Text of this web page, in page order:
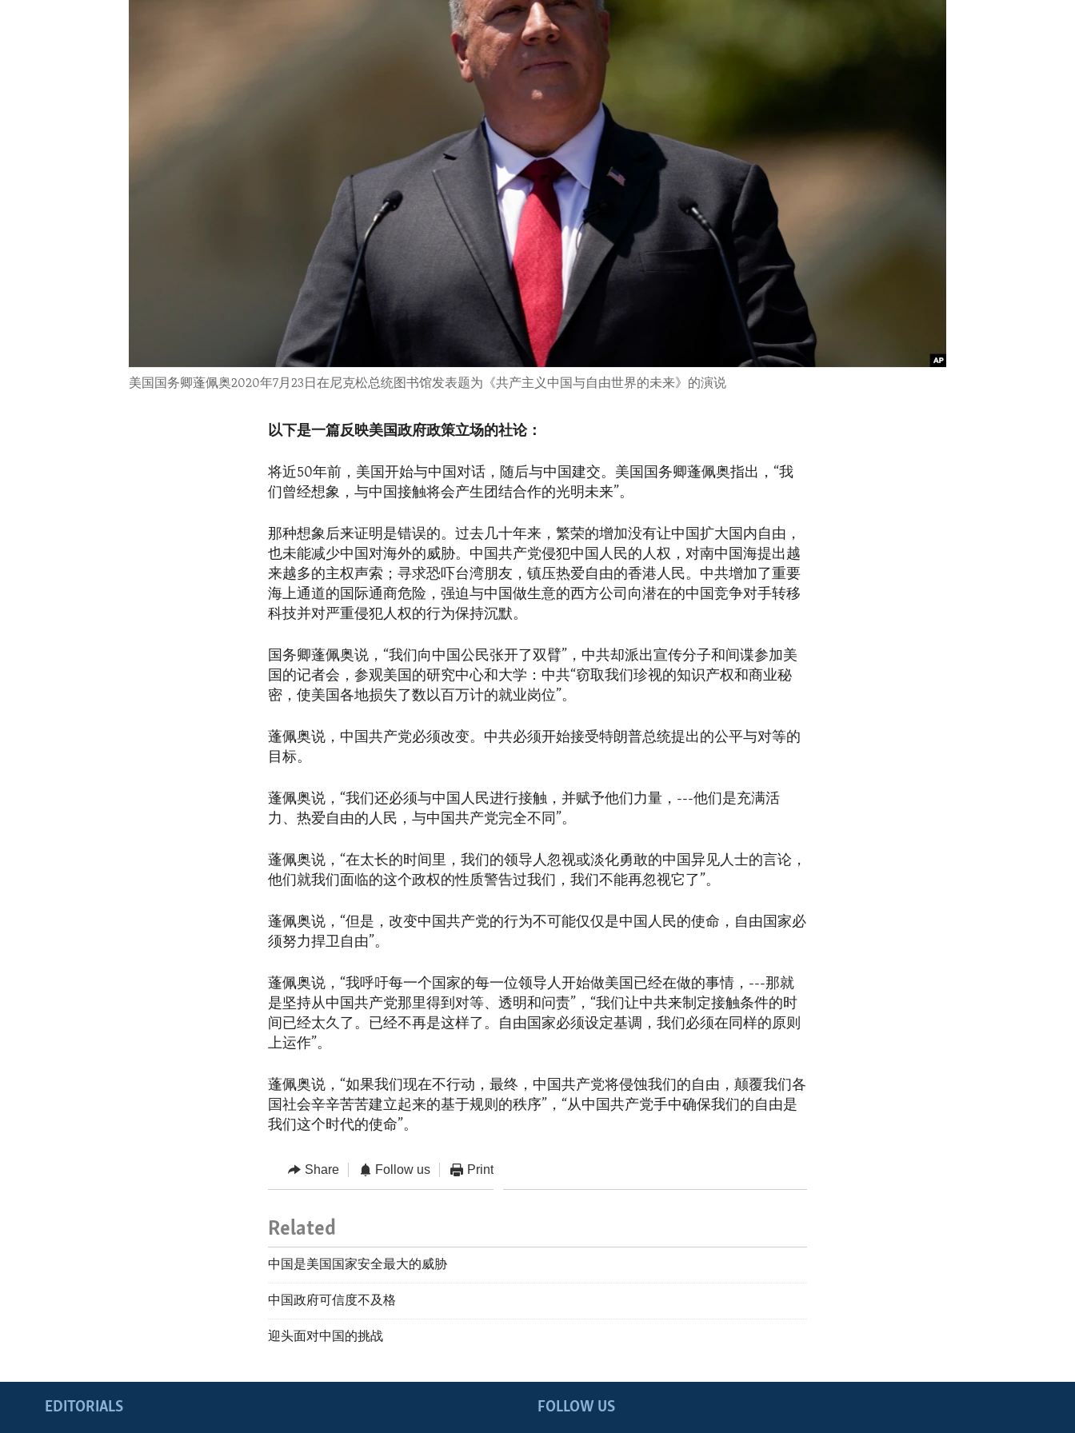
美国国务卿蓬佩奥2020年7月23日在尼克松总统图书馆发表题为《共产主义中国与自由世界的未来》的演说
以下是一篇反映美国政府政策立场的社论：
将近50年前，美国开始与中国对话，随后与中国建交。美国国务卿蓬佩奥指出，“我
们曾经想象，与中国接触将会产生团结合作的光明未来”。
那种想象后来证明是错误的。过去几十年来，繁荣的增加没有让中国扩大国内自由，
也未能减少中国对海外的威胁。中国共产党侵犯中国人民的人权，对南中国海提出越
来越多的主权声索；寻求恐吓台湾朋友，镇压热爱自由的香港人民。中共增加了重要
海上通道的国际通商危险，强迫与中国做生意的西方公司向潜在的中国竞争对手转移
科技并对严重侵犯人权的行为保持沉默。
国务卿蓬佩奥说，“我们向中国公民张开了双臂”，中共却派出宣传分子和间谍参加美
国的记者会，参观美国的研究中心和大学：中共“窃取我们珍视的知识产权和商业秘
密，使美国各地损失了数以百万计的就业岗位”。
蓬佩奥说，中国共产党必须改变。中共必须开始接受特朗普总统提出的公平与对等的
目标。
蓬佩奥说，“我们还必须与中国人民进行接触，并赋予他们力量，---他们是充满活
力、热爱自由的人民，与中国共产党完全不同”。
蓬佩奥说，“在太长的时间里，我们的领导人忽视或淡化勇敢的中国异见人士的言论，
他们就我们面临的这个政权的性质警告过我们，我们不能再忽视它了”。
蓬佩奥说，“但是，改变中国共产党的行为不可能仅仅是中国人民的使命，自由国家必
须努力捍卫自由”。
蓬佩奥说，“我呼吁每一个国家的每一位领导人开始做美国已经在做的事情，---那就
是坚持从中国共产党那里得到对等、透明和问责”，“我们让中共来制定接触条件的时
间已经太久了。已经不再是这样了。自由国家必须设定基调，我们必须在同样的原则
上运作”。
蓬佩奥说，“如果我们现在不行动，最终，中国共产党将侵蚀我们的自由，颠覆我们各
国社会辛辛苦苦建立起来的基于规则的秩序”，“从中国共产党手中确保我们的自由是
我们这个时代的使命”。
Share Follow us Print
Related
中国是美国国家安全最大的威胁
中国政府可信度不及格
迎头面对中国的挑战
FOLLOW US
EDITORIALS